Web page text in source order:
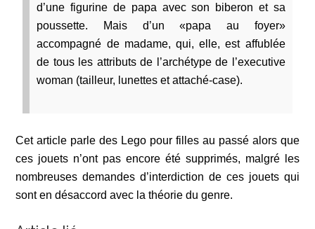
d’une figurine de papa avec son biberon et sa
poussette. Mais d’un «papa au foyer»
accompagné de madame, qui, elle, est affublée
de tous les attributs de l’archétype de l’executive
woman (tailleur, lunettes et attaché-case).
Cet article parle des Lego pour filles au passé alors que
ces jouets n’ont pas encore été supprimés, malgré les
nombreuses demandes d’interdiction de ces jouets qui
sont en désaccord avec la théorie du genre.